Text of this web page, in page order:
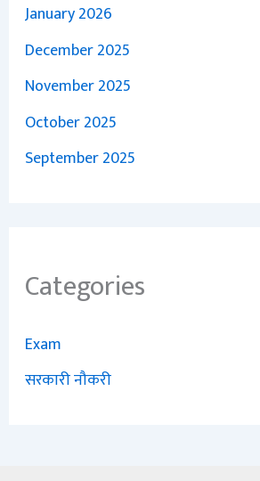
January 2026
December 2025
November 2025
October 2025
September 2025
Categories
Exam
सरकारी नौकरी